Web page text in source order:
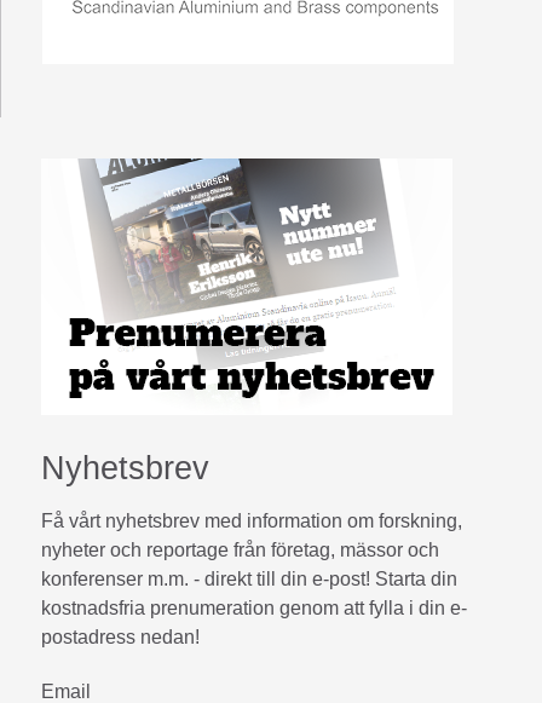
Nyhetsbrev
Få vårt nyhetsbrev med information om forskning,
nyheter och reportage från företag, mässor och
konferenser m.m. - direkt till din e-post! Starta din
kostnadsfria prenumeration genom att fylla i din e-
postadress nedan!
Email